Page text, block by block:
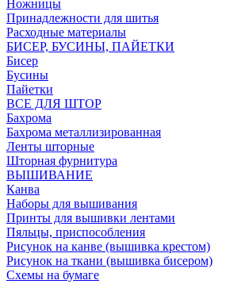
Ножницы
Принадлежности для шитья
Расходные материалы
БИСЕР, БУСИНЫ, ПАЙЕТКИ
Бисер
Бусины
Пайетки
ВСЕ ДЛЯ ШТОР
Бахрома
Бахрома металлизированная
Ленты шторные
Шторная фурнитура
ВЫШИВАНИЕ
Канва
Наборы для вышивания
Принты для вышивки лентами
Пяльцы, приспособления
Рисунок на канве (вышивка крестом)
Рисунок на ткани (вышивка бисером)
Схемы на бумаге